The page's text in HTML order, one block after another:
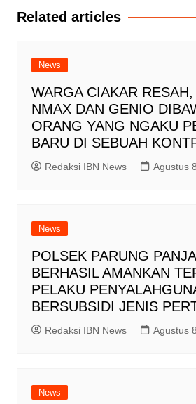
Related articles
News
WARGA CIAKAR
NMAX DAN GENIO
ORANG YANG NGAKU
BARU DI SEBUAH
Redaksi IBN News Agustus
News
POLSEK PARUNG
BERHASIL AMANKAN
PELAKU
BERSUBSIDI JENIS
Redaksi IBN News Agustus
News